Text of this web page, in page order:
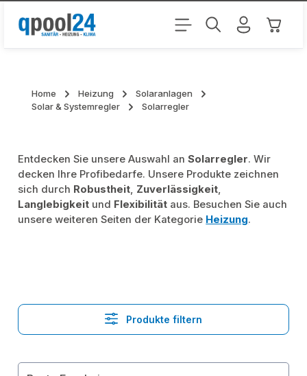
Zum Hauptinhalt springen
Home Heizung
Solaranlagen
Solar & Systemregler
Solarregler
Entdecken Sie unsere Auswahl anSolarregler. Wir
decken Ihre Profibedarfe. Unsere Produkte zeichnen
sich durch Robustheit, Zuverlässigkeit,
Langlebigkeit und Flexibilität aus. Besuchen Sie auch
unsere weiteren Seiten der Kategorie Heizung.
Produkte filtern